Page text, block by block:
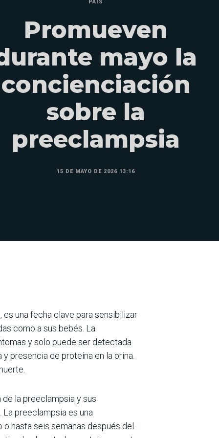
PAÍS
Promueven
mayo la
concienciación
sobre la
preeclampsia
15 DE MAYO DE 2026 13:16
, es una fecha clave para sensibilizar
como a sus bebés. La
y solo puede ser detectada
presencia de proteína en la orina.
de la preeclampsia y sus
preeclampsia es una
hasta seis semanas después del